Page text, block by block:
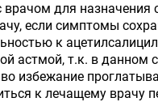
врачом для
если симптомы
к
астмой, т.к. в
избежание
к лечащему врачу